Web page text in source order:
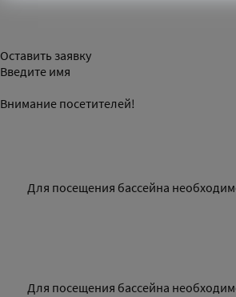
Оставить заявку
Введите имя
Внимание посетителей!
Для посещения бассейна
Для посещения бассейна